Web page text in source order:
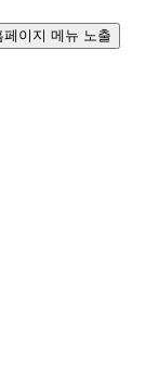
이지 메뉴 노출